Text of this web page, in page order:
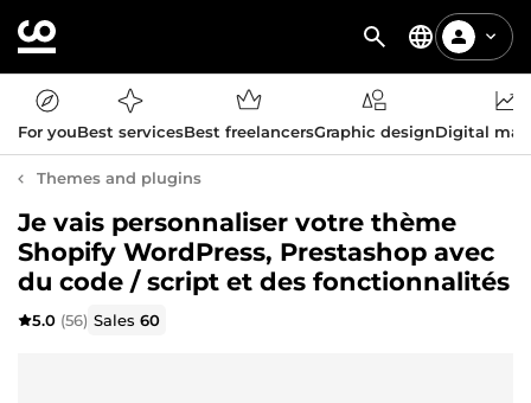
For youBest servicesBest freelancersGraphic designDigital
Themes and plugins
Je vais personnaliser votre thème
Shopify WordPress, Prestashop avec
du code / script et des fonctionnalités
5.0 (56) Sales60